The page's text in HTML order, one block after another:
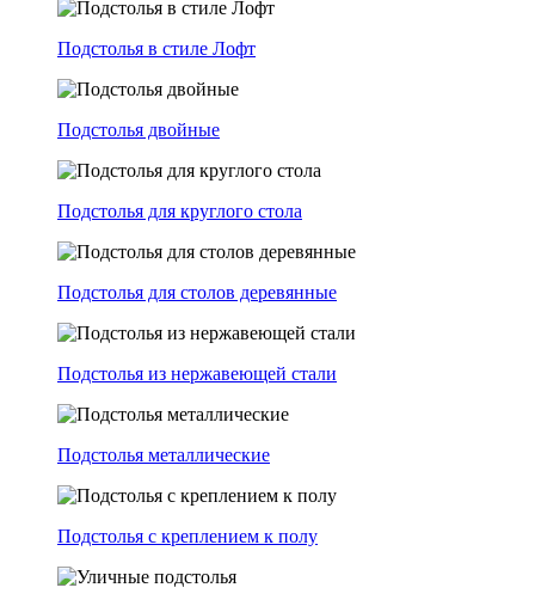
Подстолья в стиле Лофт
Подстолья двойные
Подстолья для круглого стола
Подстолья для столов деревянные
Подстолья из нержавеющей стали
Подстолья металлические
Подстолья с креплением к полу